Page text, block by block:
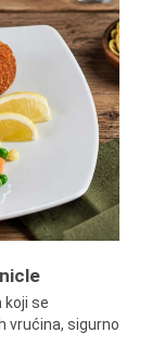
koji se
vrućina, sigurno